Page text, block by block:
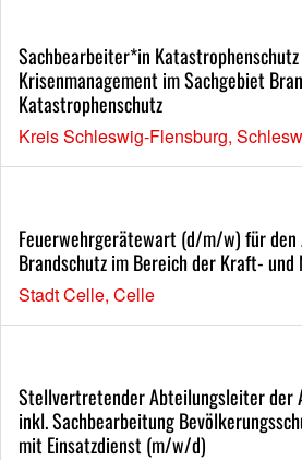
Sachbearbeiter*in Katastrophenschutz
Krisenmanagement im Sachgebiet
Katastrophenschutz
Kreis Schleswig-Flensburg,
Feuerwehrgerätewart (d/m/w) für den
Brandschutz im Bereich der Kraft-
Stadt Celle, Celle
Stellvertretender Abteilungsleiter der
inkl. Sachbearbeitung
mit Einsatzdienst (m/w/d)